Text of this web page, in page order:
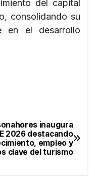
del capital
consolidando su
en el desarrollo
inaugura
2026 destacando
empleo y
clave del turismo